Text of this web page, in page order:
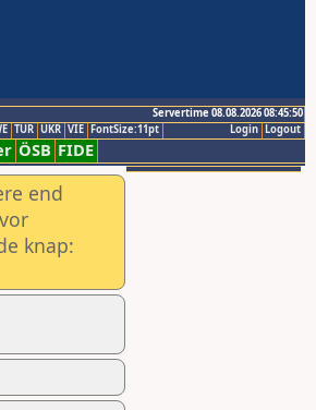
Servertime 08.08.2026 08:45:50
Logout
Login
TUR UKR VIE FontSize:11pt
ÖSB FIDE
end
knap: